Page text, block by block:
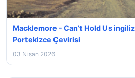
Macklemore - Can’t Hold Us
Portekizce Çevirisi
03 Nisan 2026